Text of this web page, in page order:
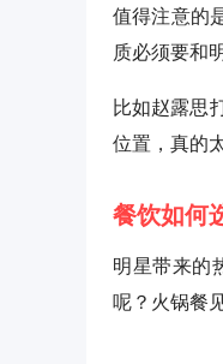
值得注意的
质必须要和
比如赵露思
位置，真的
餐饮如何
明星带来的
呢？火锅餐